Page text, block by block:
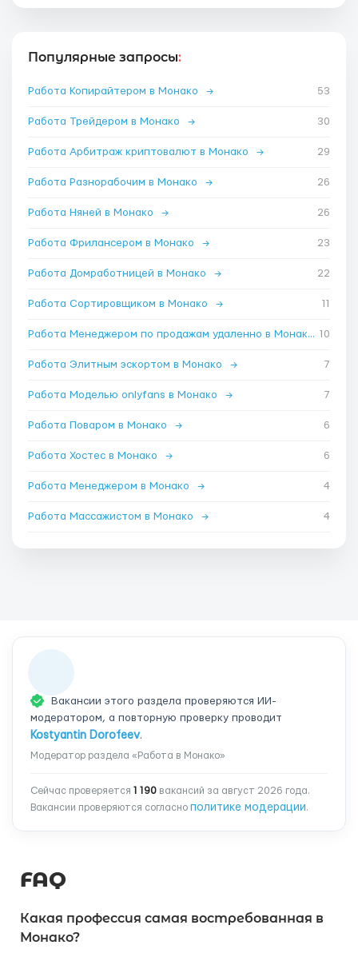
Популярные запросы:
Работа Копирайтером в Монако → 53
Работа Трейдером в Монако → 30
Работа Арбитраж криптовалют в Монако → 29
Работа Разнорабочим в Монако → 26
Работа Няней в Монако → 26
Работа Фрилансером в Монако → 23
Работа Домработницей в Монако → 22
Работа Сортировщиком в Монако → 11
Работа Менеджером по продажам удаленно в Монако →
10
Работа Элитным эскортом в Монако → 7
Работа Моделью onlyfans в Монако → 7
Работа Поваром в Монако → 6
Работа Хостес в Монако → 6
Работа Менеджером в Монако → 4
Работа Массажистом в Монако → 4
Вакансии этого раздела проверяются ИИ-
модератором, а повторную проверку проводит
Kostyantin Dorofeev.
Модератор раздела «Работа в Монако»
Сейчас проверяется 1 190 вакансий за август 2026 года.
Вакансии проверяются согласно политике модерации.
FAQ
Какая профессия самая востребованная в
Монако?